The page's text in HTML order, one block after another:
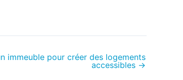
immeuble pour créer des logements
accessibles →